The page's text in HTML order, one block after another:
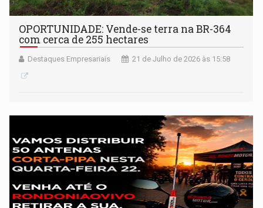
OPORTUNIDADE: Vende-se terra na BR-364
com cerca de 255 hectares
Destaques Empresariais 21 de Julho de 2026 às 15:58